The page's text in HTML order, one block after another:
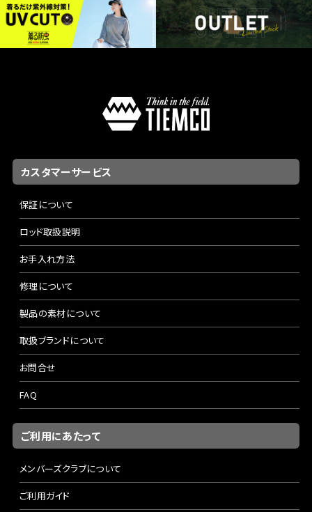
カスタマーサービス
保証について
ロッド取扱説明
お手入れ方法
修理について
製品の素材について
取扱ブランドについて
お問合せ
FAQ
ご利用にあたって
メンバーズクラブについて
ご利用ガイド